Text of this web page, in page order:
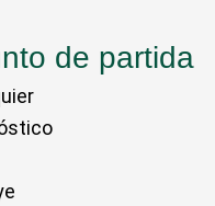
de partida